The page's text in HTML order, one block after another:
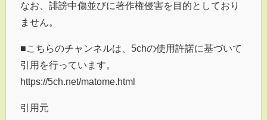
なお、誹謗中傷並びに著作権侵害を目的としており
ません。
■こちらのチャンネルは、5chの使用許諾に基づいて
引用を行っています。
https://5ch.net/matome.html
引用元